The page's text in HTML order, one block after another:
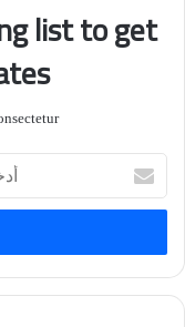
list to get
خ
ب
ر